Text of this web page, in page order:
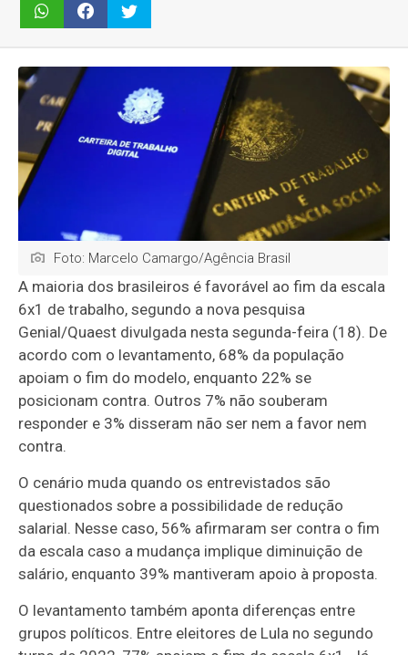
Foto: Marcelo Camargo/Agência Brasil
A maioria dos brasileiros é favorável ao fim da escala
6x1 de trabalho, segundo a nova pesquisa
Genial/Quaest divulgada nesta segunda-feira (18). De
acordo com o levantamento, 68% da população
apoiam o fim do modelo, enquanto 22% se
posicionam contra. Outros 7% não souberam
responder e 3% disseram não ser nem a favor nem
contra.
O cenário muda quando os entrevistados são
questionados sobre a possibilidade de redução
salarial. Nesse caso, 56% afirmaram ser contra o fim
da escala caso a mudança implique diminuição de
salário, enquanto 39% mantiveram apoio à proposta.
O levantamento também aponta diferenças entre
grupos políticos. Entre eleitores de Lula no segundo